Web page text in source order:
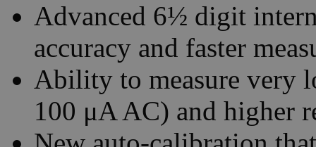
Advanced 6½ digit
accuracy and faster
Ability to measure very
100 μA AC) and higher